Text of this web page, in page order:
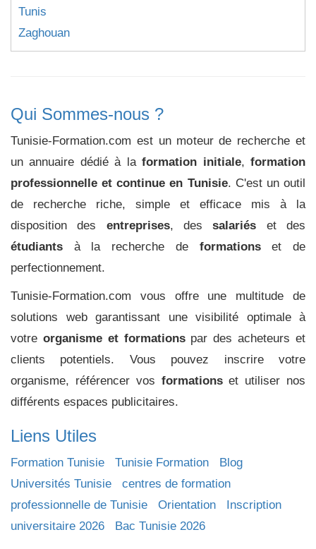
Tunis
Zaghouan
Qui Sommes-nous ?
Tunisie-Formation.com est un moteur de recherche et
un annuaire dédié à laformation initiale,formation
professionnelle et continue en Tunisie. C'est un outil
de recherche riche, simple et efficace mis à la
disposition des entreprises, dessalariés et des
étudiants à la recherche de formationset de
perfectionnement.
Tunisie-Formation.com vous offre une multitude de
solutions web garantissant une visibilité optimale à
votre organisme et formationspar des acheteurs et
clients potentiels. Vous pouvez inscrire votre
organisme, référencer vos formationset utiliser nos
différents espaces publicitaires.
Liens Utiles
Formation Tunisie Tunisie Formation
Blog
Universités Tunisie
centres de formation
professionnelle de Tunisie
Orientation
Inscription
universitaire 2026
Bac Tunisie 2026